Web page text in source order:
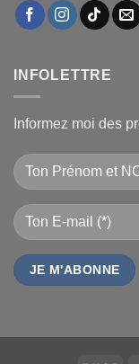
INFOLETTRE
Informez moi des